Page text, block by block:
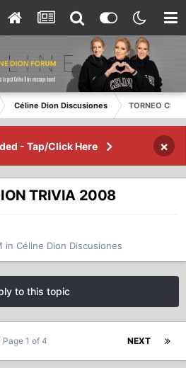
Céline Dion Discusiones TORNEO
- Tap/Click Here ×
TRIVIA 2008
in Céline Dion Discusiones
to this topic
NEXT
Page 1 of 4